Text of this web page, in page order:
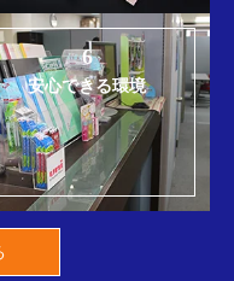
6
安心できる環境